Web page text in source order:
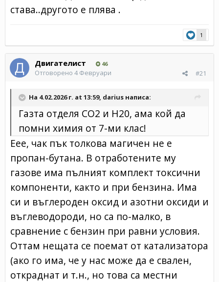
става..другото е плява .
1
Двигателист 46
#21
Отговорено 4 Февруари
На 4.02.2026 г. at 13:59, darius написа:
Газта отделя CO2 и Н20, ама кой да
помни химия от 7-ми клас!
Eee, чак пък толкова магичен не е
пропан-бутана. В отработените му
газове има пълният комплект токсични
компоненти, както и при бензина. Има
си и въглероден оксид и азотни оксиди и
въглеводороди, но са по-малко, в
сравнение с бензин при равни условия.
Оттам нещата се поемат от катализатора
(ако го има, че у нас може да е свален,
откраднат и т.н., но това са местни